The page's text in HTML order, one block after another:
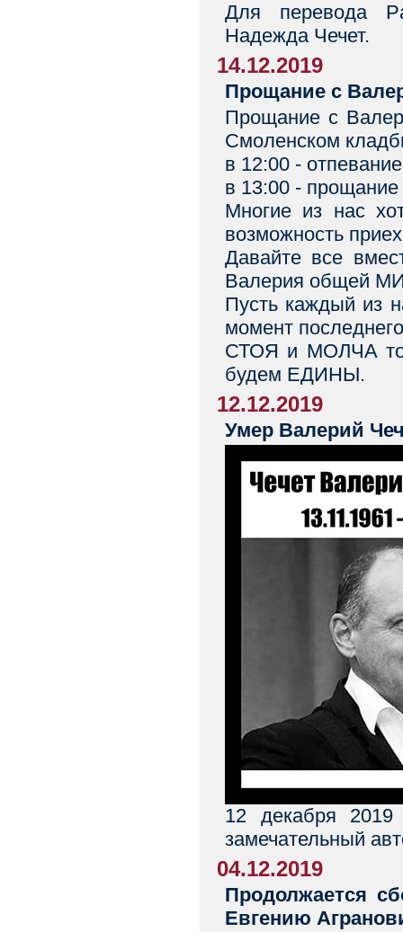
Для перевода
Надежда Чечет.
14.12.2019
Прощание с
Прощание с
Смоленском
в 12:00 -
в 13:00 -
Многие из нас
возможность
Давайте все
Валерия общей
Пусть каждый из
момент
СТОЯ и МОЛЧА
будем ЕДИНЫ.
12.12.2019
Умер Валерий
12 декабря 2019
замечательный
04.12.2019
Продолжается
Евгению